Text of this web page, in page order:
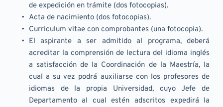
de expedición en trámite (dos fotocopias).
Acta de nacimiento (dos fotocopias).
Curriculum vitae con comprobantes (una fotocopia).
El aspirante a ser admitido al programa, deberá
acreditar la comprensión de lectura del idioma inglés
a satisfacción de la Coordinación de la Maestría, la
cual a su vez podrá auxiliarse con los profesores de
idiomas de la propia Universidad, cuyo Jefe de
Departamento al cual estén adscritos expedirá la